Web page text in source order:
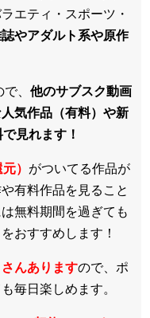
エティ・スポーツ・
やアダルト系や原作
で、 他のサブスク動画
気作品（有料）や新
見れます！
） がついてる作品が
有料作品を見ること
無料期間を過ぎても
おすすめします！
んありますので、ポ
毎日楽しめます。